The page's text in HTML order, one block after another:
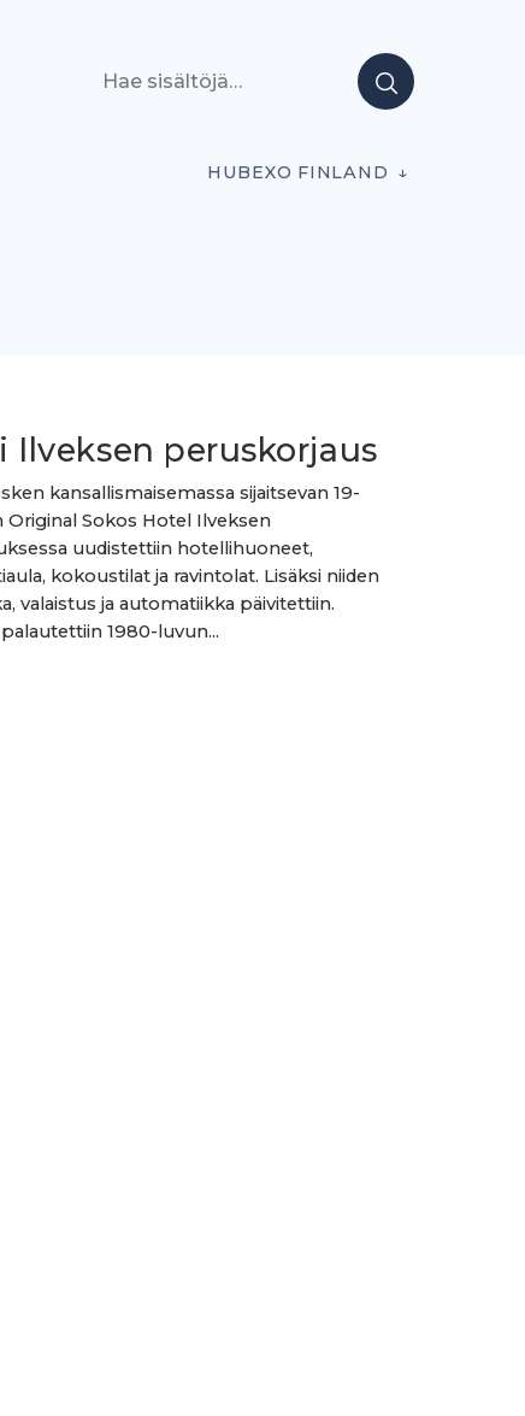
HUBEXO FINLAND
Ilveksen peruskorjaus
kansallismaisemassa sijaitsevan 19-
Original Sokos Hotel Ilveksen
uudistettiin hotellihuoneet,
kokoustilat ja ravintolat. Lisäksi niiden
valaistus ja automatiikka päivitettiin.
1980-luvun...